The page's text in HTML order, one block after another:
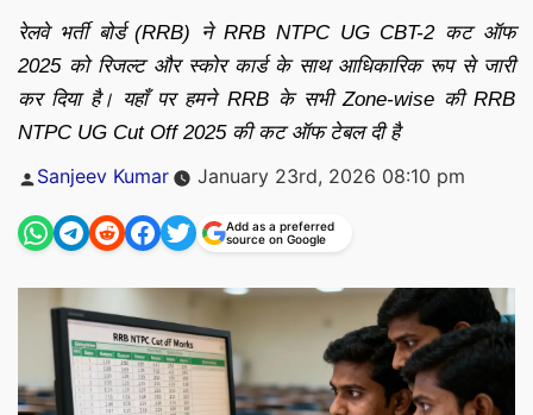
रेलवे भर्ती बोर्ड (RRB) ने RRB NTPC UG CBT-2 कट ऑफ
2025 को रिजल्ट और स्कोर कार्ड के साथ आधिकारिक रूप से जारी
कर दिया है। यहाँ पर हमने RRB के सभी Zone-wise की RRB
NTPC UG Cut Off 2025 की कट ऑफ टेबल दी है
Posted
Sanjeev Kumar January 23rd, 2026 08:10 pm
Add as a preferred
source on Google